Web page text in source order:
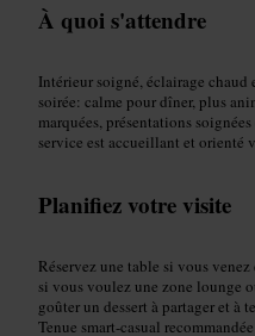
À quoi s'attendre
Intérieur soigné, éclairage
soirée: calme pour dîner, plus
marquées, présentations
service est accueillant et orienté
Planifiez votre visite
Réservez une table si vous
si vous voulez une zone lounge
goûter un dessert à partager et à
Tenue smart-casual